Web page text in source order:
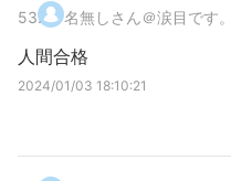
53. 名無しさん＠涙目です。
人間合格
2024/01/03 18:10:21